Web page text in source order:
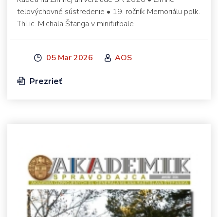
telovýchovné sústredenie • 19. ročník Memoriálu pplk.
ThLic. Michala Štanga v minifutbale
05 Mar 2026 AOS
Prezrieť